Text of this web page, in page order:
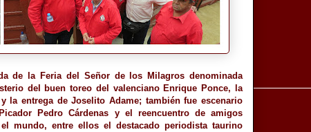
de la Feria del Señor de los Milagros denominada
del buen toreo del valenciano Enrique Ponce, la
la entrega de Joselito Adame; también fue escenario
Pedro Cárdenas y el reencuentro de amigos
mundo, entre ellos el destacado periodista taurino